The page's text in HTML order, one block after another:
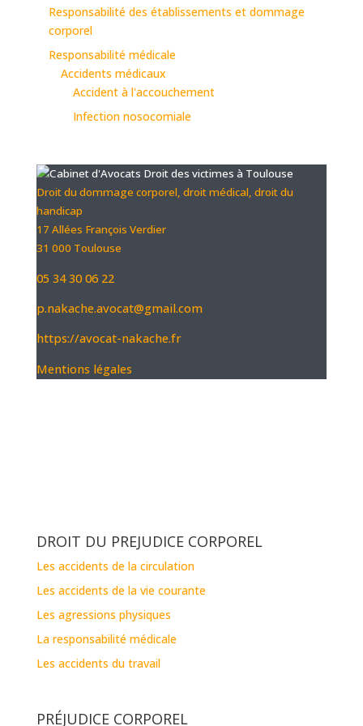
Responsabilité des établissements et dommage
corporel
Responsabilité médicale
Accidents médicaux
Accident à l'accouchement
Infection nosocomiale
Droit du dommage corporel, droit médical, droit du
handicap
17 Allées François Verdier
31 000 Toulouse
05 34 30 06 22
p.nakache.avocat@gmail.com
https://avocat-nakache.fr
Mentions légales
DROIT DU PREJUDICE CORPOREL
Les accidents de la circulation
Les accidents de la vie courante
Les agressions physiques
La responsabilité médicale
Les accidents du travail
PRÉJUDICE CORPOREL